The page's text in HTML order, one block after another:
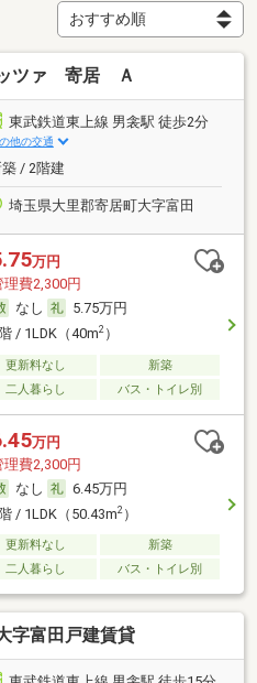
ツァ 寄居 Ａ
東武鉄道東上線 男衾駅 徒歩2分
他の交通
築 / 2階建
埼玉県大里郡寄居町大字富田
万円
理費2,300円
なし
5.75万円
/ 1LDK（40m2）
更新料なし
新築
二人暮らし バス・トイレ別
万円
理費2,300円
なし
6.45万円
/ 1LDK（50.43m2）
更新料なし
新築
二人暮らし バス・トイレ別
字富田戸建賃貸